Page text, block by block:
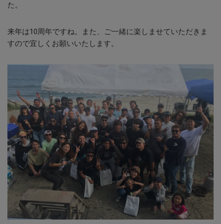
た。
来年は10周年ですね。また、ご一緒に楽しませていただきま
すので宜しくお願いいたします。